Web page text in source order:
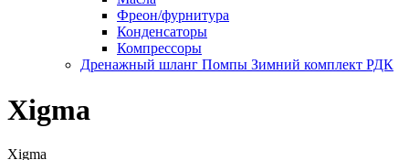
Фреон/фурнитура
Конденсаторы
Компрессоры
Дренажный шланг Помпы Зимний комплект РДК
Xigma
Xigma